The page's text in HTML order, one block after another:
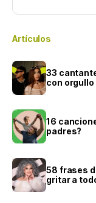
Artículos
33
con orgullo
16
padres?
58 frases
gritar a